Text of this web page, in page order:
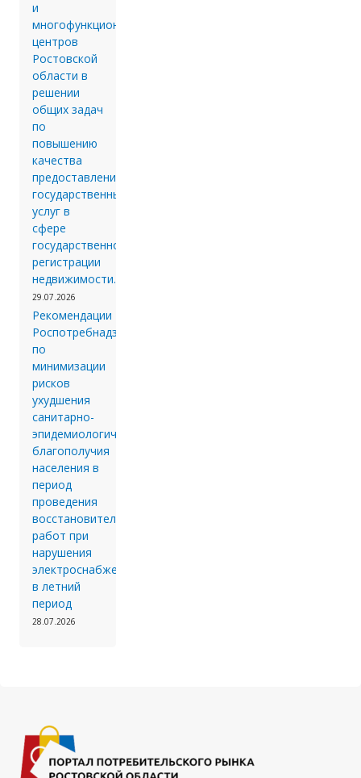
и
многофункциональных
центров
Ростовской
области в
решении
общих задач
по
повышению
качества
предоставления
государственных
услуг в
сфере
государственной
регистрации
недвижимости.
29.07.2026
Рекомендации
Роспотребнадзора
по
минимизации
рисков
ухудшения
санитарно-
эпидемиологического
благополучия
населения в
период
проведения
восстановительных
работ при
нарушения
электроснабжения
в летний
период
28.07.2026